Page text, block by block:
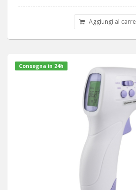
Aggiungi al
Consegna in 24h